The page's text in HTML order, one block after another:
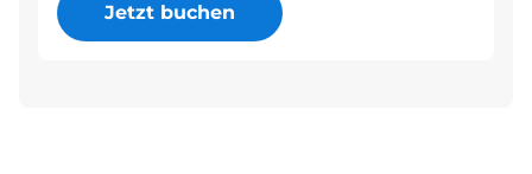
Jetzt buchen